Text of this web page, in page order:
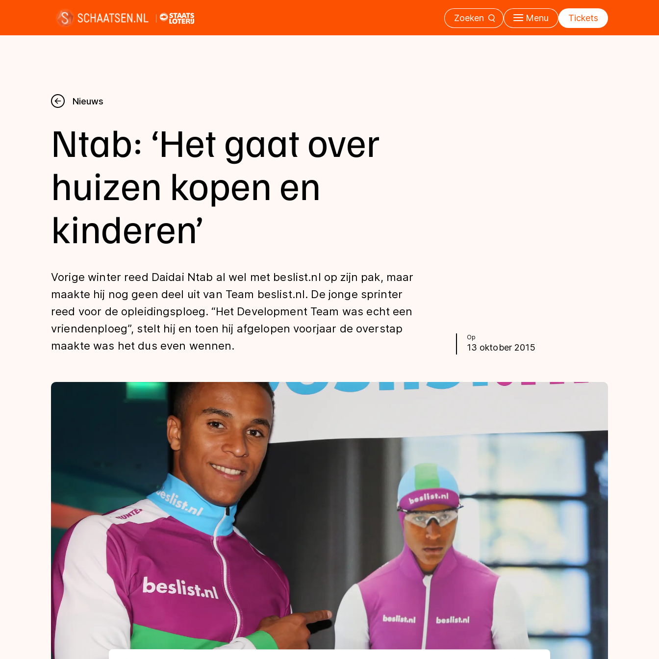
Zoeken Menu Tickets
Nieuws
Kalender
Disciplines
Uitslagen
Tijden & historie
De weg op
Schaatsfans
Olympische Spelen
Nieuws
Op
13 oktober 2015
Ntab: ‘Het gaat over
huizen kopen en
kinderen’
Vorige winter reed Daidai Ntab al wel met beslist.nl op zijn pak, maar
maakte hij nog geen deel uit van Team beslist.nl. De jonge sprinter
reed voor de opleidingsploeg. “Het Development Team was echt een
vriendenploeg”, stelt hij en toen hij afgelopen voorjaar de overstap
maakte was het dus even wennen.